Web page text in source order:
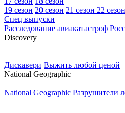
19 сезон 20 сезон 21 сезон 22 сезон
Спец выпуски
Расследование авиакатастроф
Discovery
Дискавери Выжить любой ценой
National Geographic
National Geographic Разрушители